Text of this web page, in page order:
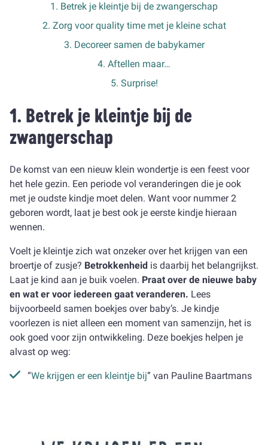
1. Betrek je kleintje bij de zwangerschap
2. Zorg voor quality time met je kleine schat
3. Decoreer samen de babykamer
4. Aftellen maar…
5. Surprise!
1. Betrek je kleintje bij de
zwangerschap
De komst van een nieuw klein wondertje is een feest voor
het hele gezin. Een periode vol veranderingen die je ook
met je oudste kindje moet delen. Want voor nummer 2
geboren wordt, laat je best ook je eerste kindje hieraan
wennen.
Voelt je kleintje zich wat onzeker over het krijgen van een
broertje of zusje? Betrokkenheid is daarbij het belangrijkst.
Laat je kind aan je buik voelen. Praat over de nieuwe baby
en wat er voor iedereen gaat veranderen. Lees
bijvoorbeeld samen boekjes over baby’s. Je kindje
voorlezen is niet alleen een moment van samenzijn, het is
ook goed voor zijn ontwikkeling. Deze boekjes helpen je
alvast op weg:
“We krijgen er een kleintje bij” van Pauline Baartmans